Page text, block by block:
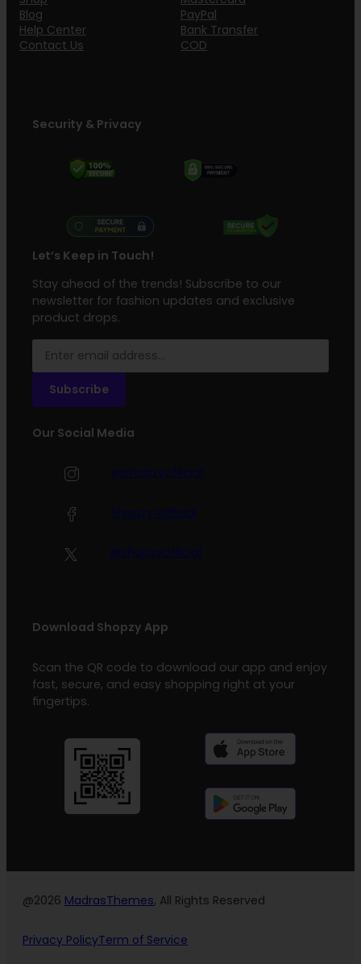
Blog
Help Center
Contact Us
PayPal
Bank Transfer
COD
Security & Privacy
Let’s Keep in Touch!
Stay ahead of the trends! Subscribe to our
newsletter for fashion updates and exclusive
product drops.
Subscribe
Our Social Media
@shopzyofficial
Shopzy Official
@shopzyofficial
Download Shopzy App
Scan the QR code to download our app and enjoy
fast, secure, and easy shopping right at your
fingertips.
@2026 MadrasThemes, All Rights Reserved
Privacy PolicyTerm of Service